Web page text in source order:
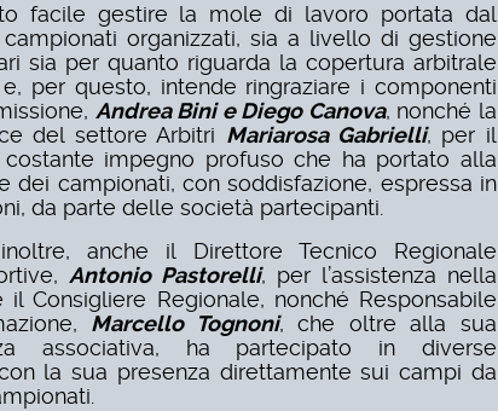
facile gestire la mole di lavoro portata dal
organizzati, sia a livello di gestione
sia per quanto riguarda la copertura arbitrale
per questo, intende ringraziare i componenti
Andrea Bini e Diego Canova, nonché la
del settore Arbitri Mariarosa Gabrielli, per il
impegno profuso che ha portato alla
dei campionati, con soddisfazione, espressa in
da parte delle società partecipanti.
inoltre, anche il Direttore Tecnico Regionale
Antonio Pastorelli, per l’assistenza nella
il Consigliere Regionale, nonché Responsabile
Marcello Tognoni, che oltre alla sua
associativa, ha partecipato in diverse
la sua presenza direttamente sui campi da